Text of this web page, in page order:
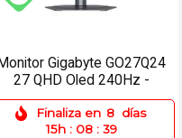
Envío gratis (Ver
Monitor Gigabyte GO27Q24
27 QHD Oled 240Hz -
2xHDMI, DP, USB-C
Finaliza en 8 días
15h : 08 : 39